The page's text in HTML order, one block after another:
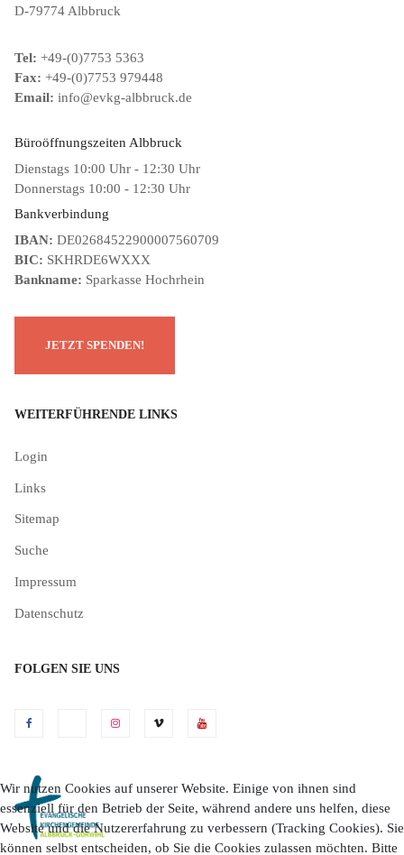
D-79774 Albbruck
Tel: +49-(0)7753 5363
Fax: +49-(0)7753 979448
Email: info@evkg-albbruck.de
Büroöffnungszeiten Albbruck
Dienstags 10:00 Uhr - 12:30 Uhr
Donnerstags 10:00 - 12:30 Uhr
Bankverbindung
IBAN: DE02684522900007560709
BIC: SKHRDE6WXXX
Bankname: Sparkasse Hochrhein
WEITERFÜHRENDE LINKS
Login
Links
Sitemap
Suche
Impressum
Datenschutz
FOLGEN SIE UNS
Wir nutzen Cookies auf unserer Website. Einige von ihnen sind
essenziell für den Betrieb der Seite, während andere uns helfen, diese
Website und die Nutzererfahrung zu verbessern (Tracking Cookies). Sie
können selbst entscheiden, ob Sie die Cookies zulassen möchten. Bitte